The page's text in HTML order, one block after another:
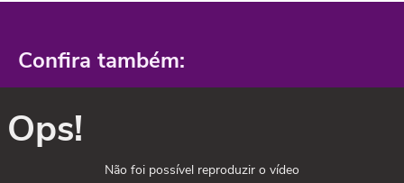
Confira também:
Ops!
Não foi possível reproduzir o vídeo